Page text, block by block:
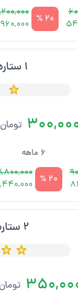
20 %
960,000
1 ستاره
6 ماهه
20 %
1,800,000
2 ستاره